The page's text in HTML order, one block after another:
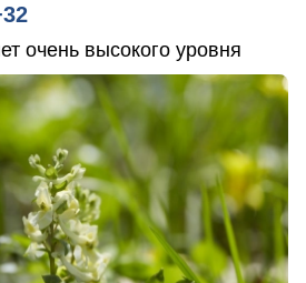
очень высокого уровня